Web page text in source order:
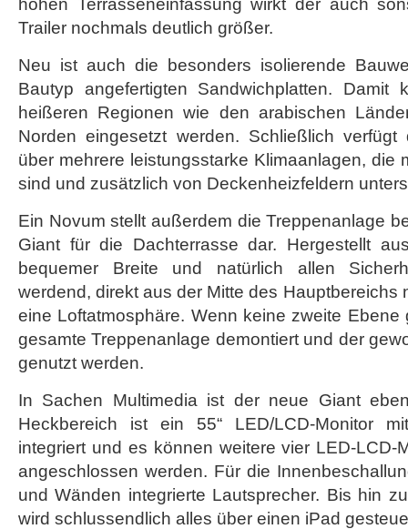
hohen Terrasseneinfassung wirkt der auch
Trailer nochmals deutlich größer.
Neu ist auch die besonders isolierende
Bautyp angefertigten Sandwichplatten.
heißeren Regionen wie den arabischen
Norden eingesetzt werden. Schließlich
über mehrere leistungsstarke Klimaanlagen, die
sind und zusätzlich von Deckenheizfeldern
Ein Novum stellt außerdem die Treppenanlage
Giant für die Dachterrasse dar. Hergestellt
bequemer Breite und natürlich allen
werdend, direkt aus der Mitte des Hauptbereichs
eine Loftatmosphäre. Wenn keine zweite
gesamte Treppenanlage demontiert und der
genutzt werden.
In Sachen Multimedia ist der neue Giant
Heckbereich ist ein 55“ LED/LCD-Monitor
integriert und es können weitere vier LED-LCD-
angeschlossen werden. Für die
und Wänden integrierte Lautsprecher. Bis hin
wird schlussendlich alles über einen iPad